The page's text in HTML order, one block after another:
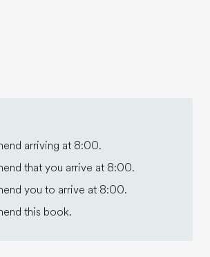
arriving at 8:00.
that you arrive at 8:00.
you to arrive at 8:00.
this book.